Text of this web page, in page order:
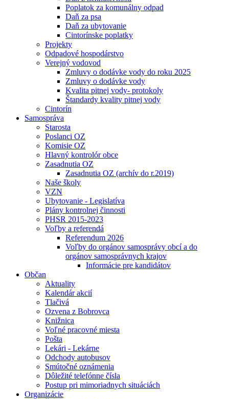
Poplatok za komunálny odpad
Daň za psa
Daň za ubytovanie
Cintorínske poplatky
Projekty
Odpadové hospodárstvo
Verejný vodovod
Zmluvy o dodávke vody do roku 2025
Zmluvy o dodávke vody
Kvalita pitnej vody- protokoly
Štandardy kvality pitnej vody
Cintorín
Samospráva
Starosta
Poslanci OZ
Komisie OZ
Hlavný kontrolór obce
Zasadnutia OZ
Zasadnutia OZ (archív do r.2019)
Naše školy
VZN
Ubytovanie - Legislatíva
Plány kontrolnej činnosti
PHSR 2015-2023
Voľby a referendá
Referendum 2026
Voľby do orgánov samosprávy obcí a do
orgánov samosprávnych krajov
Informácie pre kandidátov
Občan
Aktuality
Kalendár akcií
Tlačivá
Ozvena z Bobrovca
Knižnica
Voľné pracovné miesta
Pošta
Lekári - Lekárne
Odchody autobusov
Smútočné oznámenia
Dôležité telefónne čísla
Postup pri mimoriadnych situáciách
Organizácie